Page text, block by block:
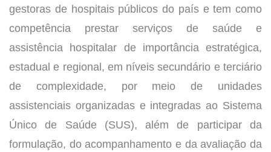
gestoras de hospitais públicos do país e tem como
competência prestar serviços de saúde e
assistência hospitalar de importância estratégica,
estadual e regional, em níveis secundário e terciário
de complexidade, por meio de unidades
assistenciais organizadas e integradas ao Sistema
Único de Saúde (SUS), além de participar da
formulação, do acompanhamento e da avaliação da